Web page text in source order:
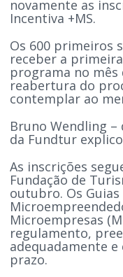
novamente as
Incentiva +MS.
Os 600 primeiros
receber a
programa no mês
reabertura do
contemplar ao
Bruno Wendling
da Fundtur
As inscrições
Fundação de
outubro. Os
Microempresas
regulamento,
adequadamente
prazo.